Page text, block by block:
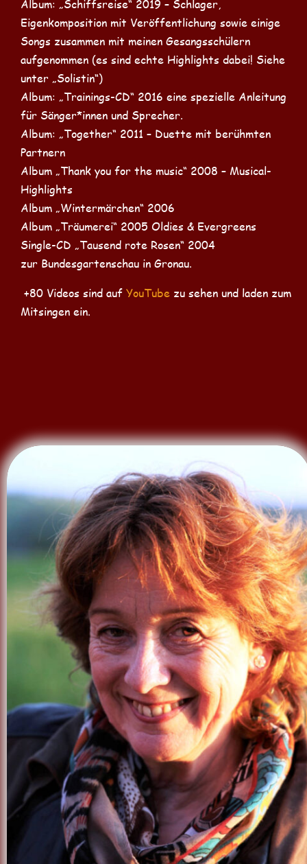
Album: „Schiffsreise“ 2019 – Schlager,
Eigenkomposition mit Veröffentlichung sowie einige
Songs zusammen mit meinen Gesangsschülern
aufgenommen (es sind echte Highlights dabei! Siehe
unter „Solistin“)
Album: „Trainings-CD“ 2016 eine spezielle Anleitung
für Sänger*innen und Sprecher.
Album: „Together“ 2011 – Duette mit berühmten
Partnern
Album „Thank you for the music“ 2008 – Musical-
Highlights
Album „Wintermärchen“ 2006
Album „Träumerei“ 2005 Oldies & Evergreens
Single-CD „Tausend rote Rosen“ 2004
zur Bundesgartenschau in Gronau.
+80 Videos sind auf YouTube zu sehen und laden zum
Mitsingen ein.